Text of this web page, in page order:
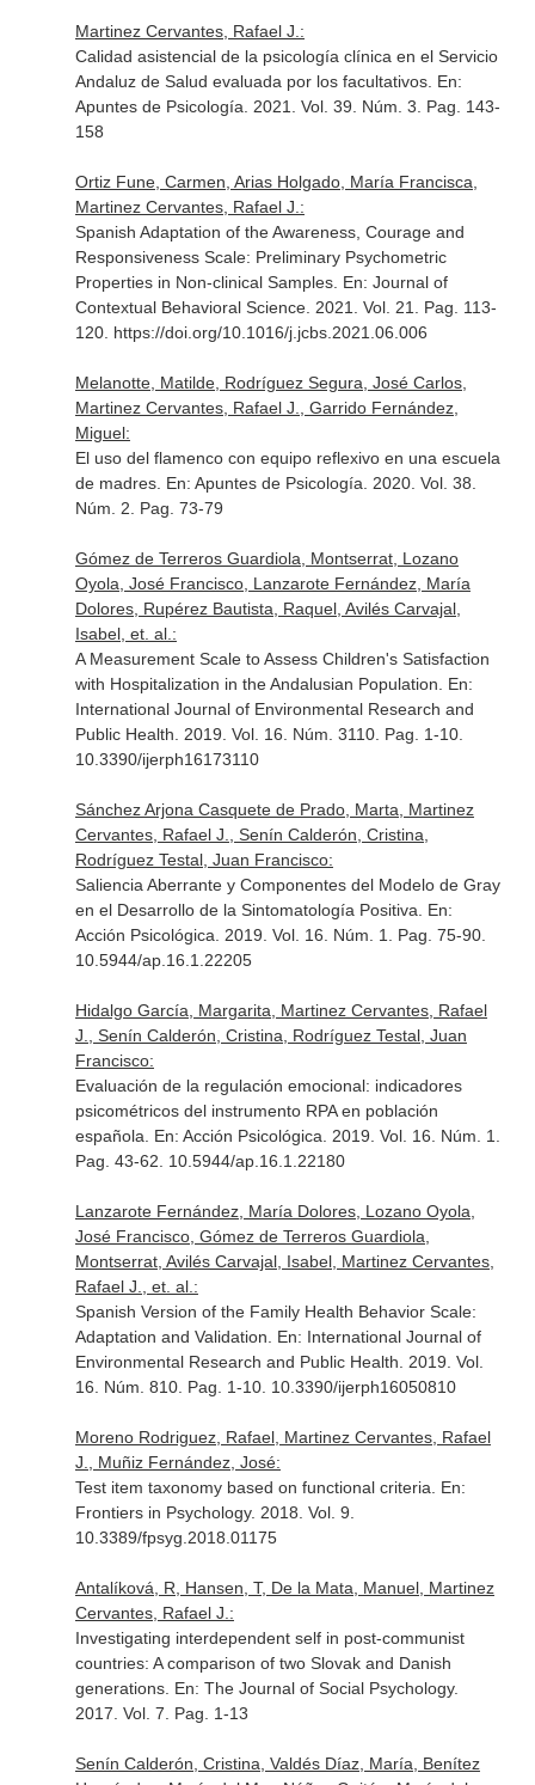
Martinez Cervantes, Rafael J.:
Calidad asistencial de la psicología clínica en el Servicio
Andaluz de Salud evaluada por los facultativos. En:
Apuntes de Psicología . 2021. Vol. 39. Núm. 3. Pag. 143-
158
Ortiz Fune, Carmen, Arias Holgado, María Francisca,
Martinez Cervantes, Rafael J.:
Spanish Adaptation of the Awareness, Courage and
Responsiveness Scale: Preliminary Psychometric
Properties in Non-clinical Samples. En: Journal of
Contextual Behavioral Science. 2021. Vol. 21. Pag. 113-
120. https://doi.org/10.1016/j.jcbs.2021.06.006
Melanotte, Matilde, Rodríguez Segura, José Carlos,
Martinez Cervantes, Rafael J., Garrido Fernández,
Miguel:
El uso del flamenco con equipo reflexivo en una escuela
de madres. En: Apuntes de Psicología . 2020. Vol. 38.
Núm. 2. Pag. 73-79
Gómez de Terreros Guardiola, Montserrat, Lozano
Oyola, José Francisco, Lanzarote Fernández, María
Dolores, Rupérez Bautista, Raquel, Avilés Carvajal,
Isabel, et. al.:
A Measurement Scale to Assess Children's Satisfaction
with Hospitalization in the Andalusian Population. En:
International Journal of Environmental Research and
Public Health . 2019. Vol. 16. Núm. 3110. Pag. 1-10.
10.3390/ijerph16173110
Sánchez Arjona Casquete de Prado, Marta, Martinez
Cervantes, Rafael J., Senín Calderón, Cristina,
Rodríguez Testal, Juan Francisco:
Saliencia Aberrante y Componentes del Modelo de Gray
en el Desarrollo de la Sintomatología Positiva. En:
Acción Psicológica . 2019. Vol. 16. Núm. 1. Pag. 75-90.
10.5944/ap.16.1.22205
Hidalgo García, Margarita, Martinez Cervantes, Rafael
J., Senín Calderón, Cristina, Rodríguez Testal, Juan
Francisco:
Evaluación de la regulación emocional: indicadores
psicométricos del instrumento RPA en población
española. En: Acción Psicológica . 2019. Vol. 16. Núm. 1.
Pag. 43-62. 10.5944/ap.16.1.22180
Lanzarote Fernández, María Dolores, Lozano Oyola,
José Francisco, Gómez de Terreros Guardiola,
Montserrat, Avilés Carvajal, Isabel, Martinez Cervantes,
Rafael J., et. al.:
Spanish Version of the Family Health Behavior Scale:
Adaptation and Validation. En: International Journal of
Environmental Research and Public Health . 2019. Vol.
16. Núm. 810. Pag. 1-10. 10.3390/ijerph16050810
Moreno Rodriguez, Rafael, Martinez Cervantes, Rafael
J., Muñiz Fernández, José:
Test item taxonomy based on functional criteria. En:
Frontiers in Psychology. 2018. Vol. 9.
10.3389/fpsyg.2018.01175
Antalíková, R, Hansen, T, De la Mata, Manuel, Martinez
Cervantes, Rafael J.:
Investigating interdependent self in post-communist
countries: A comparison of two Slovak and Danish
generations. En: The Journal of Social Psychology.
2017. Vol. 7. Pag. 1-13
Senín Calderón, Cristina, Valdés Díaz, María, Benítez